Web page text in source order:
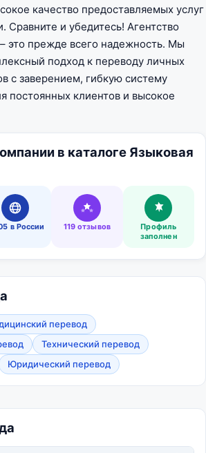
качество предоставляемых услуг
и убедитесь! Агентство
это прежде всего надежность. Мы
подход к переводу личных
с заверением, гибкую систему
постоянных клиентов и высокое
в каталоге Языковая
в России 119 отзывов
Профиль
заполнен
перевод
Технический перевод
Юридический перевод